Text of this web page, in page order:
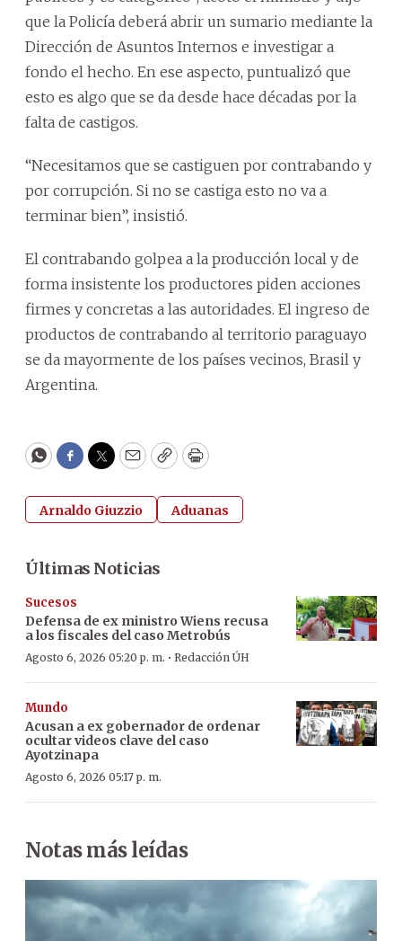
que la Policía deberá abrir un sumario mediante la
Dirección de Asuntos Internos e investigar a
fondo el hecho. En ese aspecto, puntualizó que
esto es algo que se da desde hace décadas por la
falta de castigos.
“Necesitamos que se castiguen por contrabando y
por corrupción. Si no se castiga esto no va a
terminar bien”, insistió.
El contrabando golpea a la producción local y de
forma insistente los productores piden acciones
firmes y concretas a las autoridades. El ingreso de
productos de contrabando al territorio paraguayo
se da mayormente de los países vecinos, Brasil y
Argentina.
WhatsApp
Facebook
Twitter
EmailCopyPrint
Arnaldo Giuzzio Aduanas
Últimas Noticias
Sucesos
Defensa de ex ministro Wiens recusa
a los fiscales del caso Metrobús
Agosto 6, 2026 05:20 p. m. · Redacción ÚH
Mundo
Acusan a ex gobernador de ordenar
ocultar videos clave del caso
Ayotzinapa
Agosto 6, 2026 05:17 p. m.
Notas más leídas